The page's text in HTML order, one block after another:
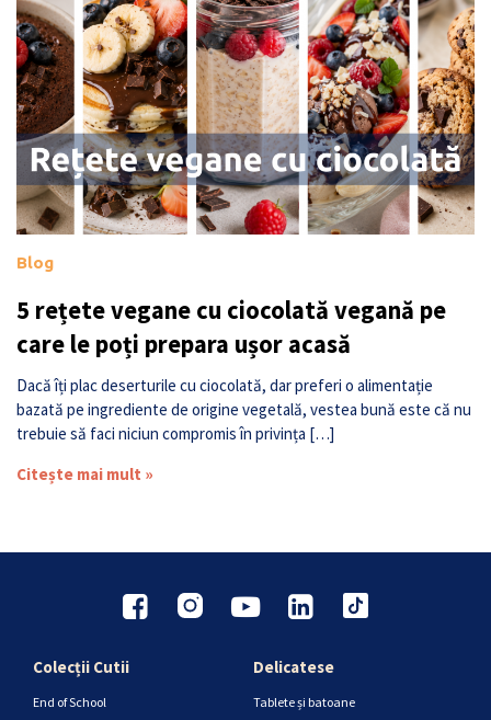
Blog
5 rețete vegane cu ciocolată vegană pe
care le poți prepara ușor acasă
Dacă îți plac deserturile cu ciocolată, dar preferi o alimentație
bazată pe ingrediente de origine vegetală, vestea bună este că nu
trebuie să faci niciun compromis în privința […]
Citește mai mult »
Colecții Cutii
End of School
Delicatese
Tablete și batoane